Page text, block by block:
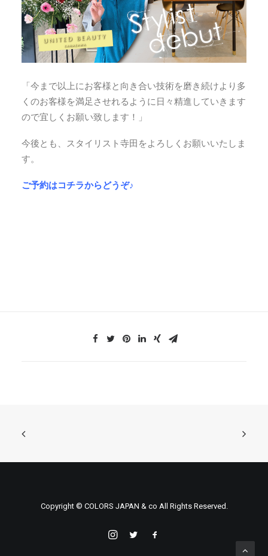
「今まで以上にお客様と向き合い技術を磨き続けより多
くのお客様を満足させれるように日々精進していきます
ので宜しくお願い致します！」
今後とも、スタイリスト寺田をよろしくお願いいたしま
す。
ご予約はコチラからどうぞ♪
Copyright © COLORS JAPAN & co All Rights Reserved.